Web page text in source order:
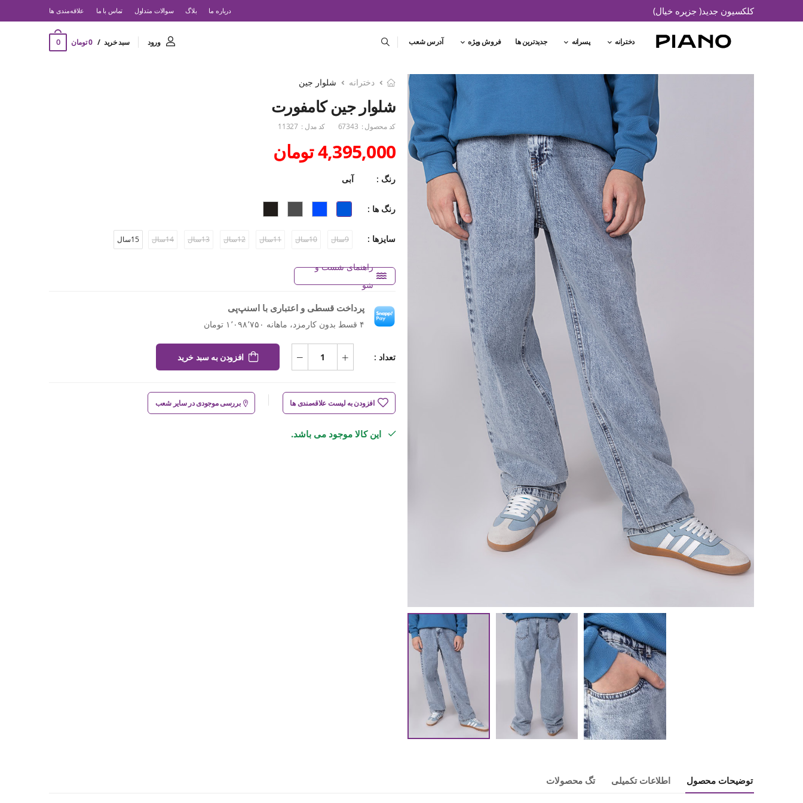
کلکسیون جدید( جزیره خیال) درباره ما بلاگ سوالات متداول تماس با ما ‌علاقه‌مندی ها
دخترانه پسرانه جدیدترین ها فروش ویژه آدرس شعب ورود سبد خرید 0 تومان 0
دخترانه شلوار جین
شلوار جین کامفورت
کد محصول : 67343 کد مدل : 11327
4,395,000 تومان
رنگ : آبی
رنگ ها :
سایزها : 9سال 10سال 11سال 12سال 13سال 14سال 15سال
راهنمای شست و
شو
پرداخت قسطی و اعتباری با اسنپ‌پی
۴ قسط بدون کارمزد، ماهانه ۱٬۰۹۸٬۷۵۰ تومان
تعداد : افزودن به سبد خرید
افزودن به لیست علاقه‌مندی ها بررسی موجودی در سایر شعب
این کالا موجود می باشد.
توضیحات محصول اطلاعات تکمیلی تگ محصولات